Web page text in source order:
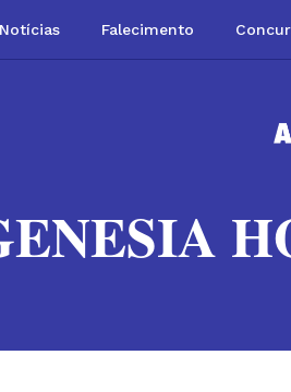
Notícias Falecimento